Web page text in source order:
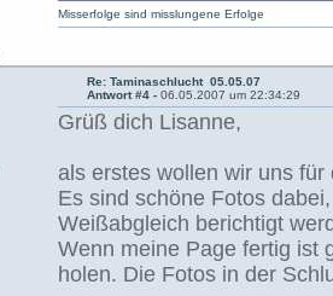
Misserfolge sind misslungene Erfolge
Re: Taminaschlucht 05.05.07
Antwort #4 -06.05.2007 um 22:34:29
Grüß dich Lisanne,
als erstes wollen wir uns
Es sind schöne Fotos
Weißabgleich berichtigt
Wenn meine Page fertig ist
holen. Die Fotos in der